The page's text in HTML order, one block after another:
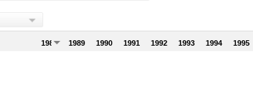
1988 1989 1990 1991 1992 1993 1994 1995